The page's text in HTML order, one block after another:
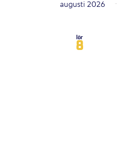
orsaka
evenemang
augusti 2026
lör
8